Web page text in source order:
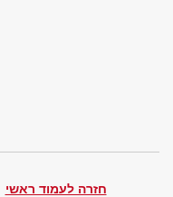
חזרה לעמוד ראשי